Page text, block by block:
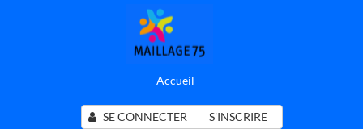
Accueil
SE CONNECTER S'INSCRIRE